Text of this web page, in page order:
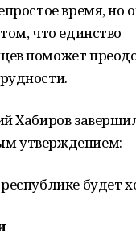
время, но
что единство
поможет
Хабиров
утверждением:
будет